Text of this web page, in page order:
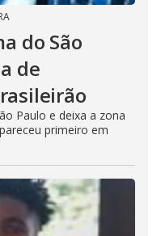
do São
de
Paulo e deixa a zona
primeiro em